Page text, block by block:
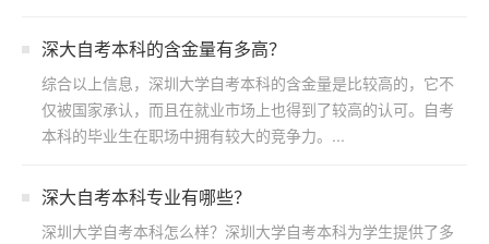
​深大自考本科的含金量有多高？
综合以上信息，深圳大学自考本科的含金量是比较高的，它不
仅被国家承认，而且在就业市场上也得到了较高的认可。自考
本科的毕业生在职场中拥有较大的竞争力。...
深大自考本科专业有哪些？
深圳大学自考本科怎么样？深圳大学自考本科为学生提供了多